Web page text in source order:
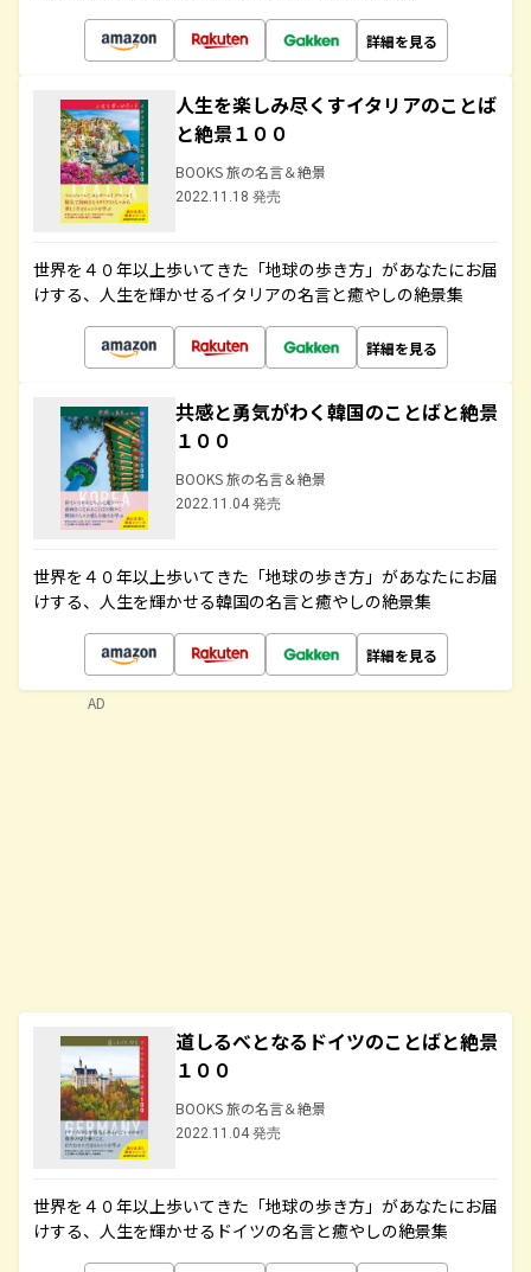
詳細を見る
人生を楽しみ尽くすイタリアのことば
と絶景１００
BOOKS 旅の名言＆絶景
2022.11.18 発売
世界を４０年以上歩いてきた「地球の歩き方」があなたにお届
けする、人生を輝かせるイタリアの名言と癒やしの絶景集
詳細を見る
共感と勇気がわく韓国のことばと絶景
１００
BOOKS 旅の名言＆絶景
2022.11.04 発売
世界を４０年以上歩いてきた「地球の歩き方」があなたにお届
けする、人生を輝かせる韓国の名言と癒やしの絶景集
詳細を見る
道しるべとなるドイツのことばと絶景
１００
BOOKS 旅の名言＆絶景
2022.11.04 発売
世界を４０年以上歩いてきた「地球の歩き方」があなたにお届
けする、人生を輝かせるドイツの名言と癒やしの絶景集
AD